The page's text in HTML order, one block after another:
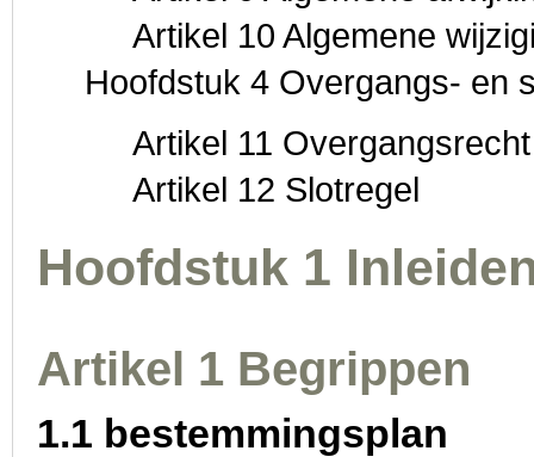
Artikel 10 Algemene
Hoofdstuk 4 Overgangs- en
Artikel 11 Overgangsrecht
Artikel 12 Slotregel
Hoofdstuk 1
Artikel 1 Begrippen
1.1 bestemmingsplan